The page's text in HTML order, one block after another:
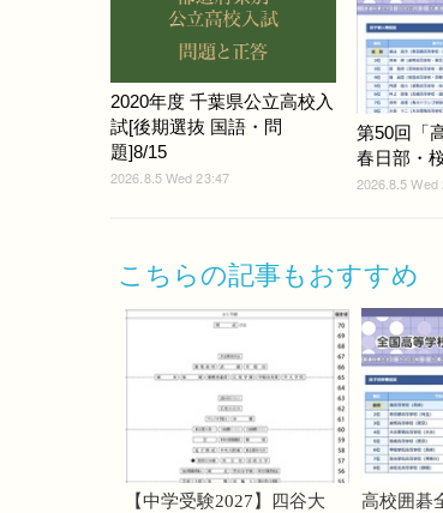
2020年度 千葉県公立高校入
試[後期選抜 国語・問
題]8/15
2026.8.5 Wed 23:47
第50回「
春日部・
2026.8.5 Wed
こちらの記事もおすすめ
【中学受験2027】四谷大
高校囲碁